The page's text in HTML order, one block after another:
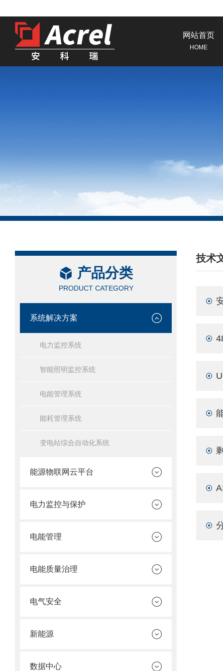
网站首页
HOME
产品分类
PRODUCT CATEGORY
系统解决方案
电力监控系统
智能照明监控系统
电能管理系统
能耗管理系统
变电站综合自动化系统
能源物联网云平台
电力监控与保护
电能管理
电能质量治理
电气安全
新能源
数据中心
技术
/